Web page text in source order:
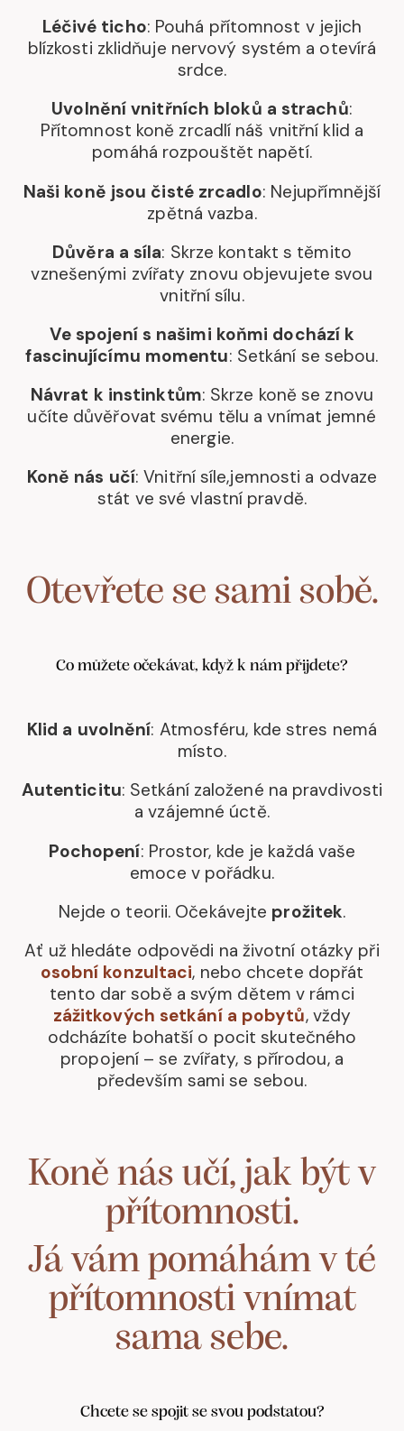
Léčivé ticho: Pouhá přítomnost v jejich
blízkosti zklidňuje nervový systém a otevírá
srdce.
Uvolnění vnitřních bloků a strachů:
Přítomnost koně zrcadlí náš vnitřní klid a
pomáhá rozpouštět napětí.
Naši koně jsou čisté zrcadlo: Nejupřímnější
zpětná vazba.
Důvěra a síla: Skrze kontakt s těmito
vznešenými zvířaty znovu objevujete svou
vnitřní sílu.
Ve spojení s našimi koňmi dochází k
fascinujícímu momentu: Setkání se sebou.
Návrat k instinktům: Skrze koně se znovu
učíte důvěřovat svému tělu a vnímat jemné
energie.
Koně nás učí: Vnitřní síle,jemnosti a odvaze
stát ve své vlastní pravdě.
Otevřete se sami sobě.
Co můžete očekávat, když k nám přijdete?
Klid a uvolnění: Atmosféru, kde stres nemá
místo.
Autenticitu: Setkání založené na pravdivosti
a vzájemné úctě.
Pochopení: Prostor, kde je každá vaše
emoce v pořádku.
Nejde o teorii. Očekávejte prožitek.
Ať už hledáte odpovědi na životní otázky při
osobní konzultaci, nebo chcete dopřát
tento dar sobě a svým dětem v rámci
zážitkových setkání a pobytů, vždy
odcházíte bohatší o pocit skutečného
propojení – se zvířaty, s přírodou, a
především sami se sebou.
Koně nás učí, jak být v
přítomnosti.
Já vám pomáhám v té
přítomnosti vnímat
sama sebe.
Chcete se spojit se svou podstatou?